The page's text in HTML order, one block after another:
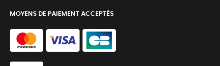
MOYENS DE PAIEMENT ACCEPTÉS